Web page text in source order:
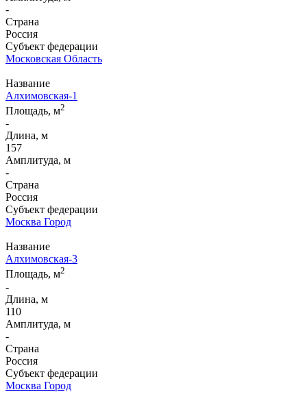
-
Страна
Россия
Субъект федерации
Московская Область
Название
Алхимовская-1
Площадь, м2
-
Длина, м
157
Амплитуда, м
-
Страна
Россия
Субъект федерации
Москва Город
Название
Алхимовская-3
Площадь, м2
-
Длина, м
110
Амплитуда, м
-
Страна
Россия
Субъект федерации
Москва Город